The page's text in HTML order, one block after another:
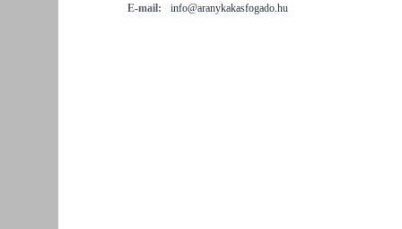
E-mail:
info@aranykakasfogado.hu